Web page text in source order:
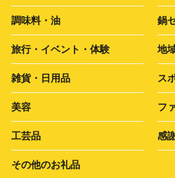
調味料・油 鍋
旅行・イベント・体験 地
雑貨・日用品 ス
美容 フ
工芸品 感
その他のお礼品